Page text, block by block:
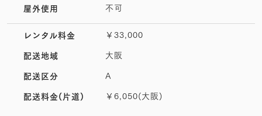
屋外使用 不可
レンタル料金 ￥33,000
配送地域 大阪
配送区分 A
配送料金(片道) ￥6,050(大阪)